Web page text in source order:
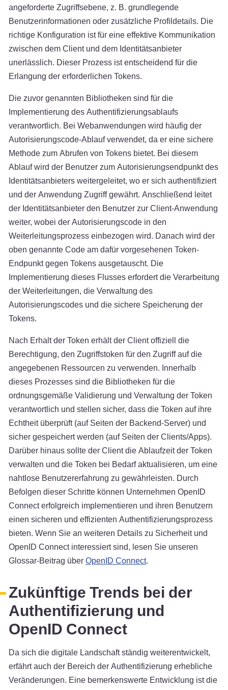
angeforderte Zugriffsebene, z. B. grundlegende
Benutzerinformationen oder zusätzliche Profildetails. Die
richtige Konfiguration ist für eine effektive Kommunikation
zwischen dem Client und dem Identitätsanbieter
unerlässlich. Dieser Prozess ist entscheidend für die
Erlangung der erforderlichen Tokens.
Die zuvor genannten Bibliotheken sind für die
Implementierung des Authentifizierungsablaufs
verantwortlich. Bei Webanwendungen wird häufig der
Autorisierungscode-Ablauf verwendet, da er eine sichere
Methode zum Abrufen von Tokens bietet. Bei diesem
Ablauf wird der Benutzer zum Autorisierungsendpunkt des
Identitätsanbieters weitergeleitet, wo er sich authentifiziert
und der Anwendung Zugriff gewährt. Anschließend leitet
der Identitätsanbieter den Benutzer zur Client-Anwendung
weiter, wobei der Autorisierungscode in den
Weiterleitungsprozess einbezogen wird. Danach wird der
oben genannte Code am dafür vorgesehenen Token-
Endpunkt gegen Tokens ausgetauscht. Die
Implementierung dieses Flusses erfordert die Verarbeitung
der Weiterleitungen, die Verwaltung des
Autorisierungscodes und die sichere Speicherung der
Tokens.
Nach Erhalt der Token erhält der Client offiziell die
Berechtigung, den Zugriffstoken für den Zugriff auf die
angegebenen Ressourcen zu verwenden. Innerhalb
dieses Prozesses sind die Bibliotheken für die
ordnungsgemäße Validierung und Verwaltung der Token
verantwortlich und stellen sicher, dass die Token auf ihre
Echtheit überprüft (auf Seiten der Backend-Server) und
sicher gespeichert werden (auf Seiten der Clients/Apps).
Darüber hinaus sollte der Client die Ablaufzeit der Token
verwalten und die Token bei Bedarf aktualisieren, um eine
nahtlose Benutzererfahrung zu gewährleisten. Durch
Befolgen dieser Schritte können Unternehmen OpenID
Connect erfolgreich implementieren und ihren Benutzern
einen sicheren und effizienten Authentifizierungsprozess
bieten. Wenn Sie an weiteren Details zu Sicherheit und
OpenID Connect interessiert sind, lesen Sie unseren
Glossar-Beitrag überOpenID Connect.
Zukünftige Trends bei der
Authentifizierung und
OpenID Connect
Da sich die digitale Landschaft ständig weiterentwickelt,
erfährt auch der Bereich der Authentifizierung erhebliche
Veränderungen. Eine bemerkenswerte Entwicklung ist die